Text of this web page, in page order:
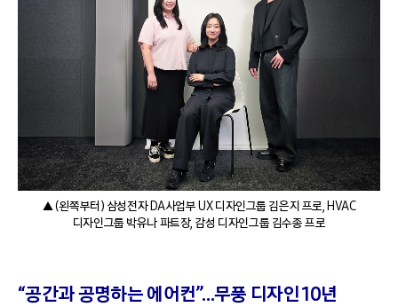
▲ (왼쪽부터) 삼성전자 DA사업부 UX 디자인그룹 김은지 프로, HVAC
디자인그룹 박유나 파트장, 감성 디자인그룹 김수종 프로
“공간과 공명하는 에어컨”…무풍 디자인 10년